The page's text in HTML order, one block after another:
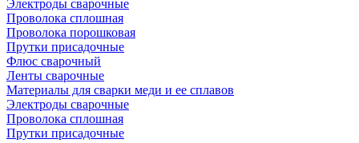
Электроды сварочные
Проволока сплошная
Проволока порошковая
Прутки присадочные
Флюс сварочный
Ленты сварочные
Материалы для сварки меди и ее сплавов
Электроды сварочные
Проволока сплошная
Прутки присадочные